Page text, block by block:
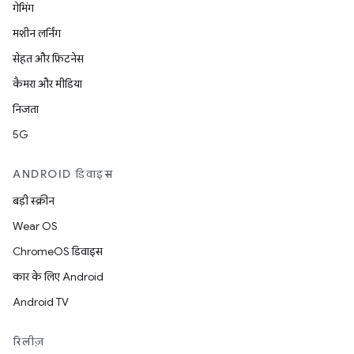
गेमिंग
मशीन लर्निंग
सेहत और फ़िटनेस
कैमरा और मीडिया
निजता
5G
ANDROID डिवाइस
बड़ी स्क्रीन
Wear OS
ChromeOS डिवाइस
कार के लिए Android
Android TV
रिलीज़